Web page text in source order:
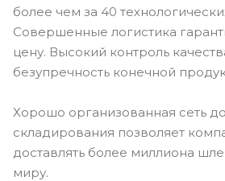
более чем за 40
Совершенные логистика
цену. Высокий контроль
безупречность конечной
Хорошо организованная сеть
складирования позволяет
доставлять более миллиона
миру.